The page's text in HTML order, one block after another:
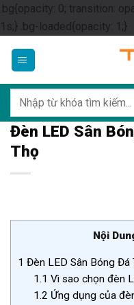
.bg{opacity: 0; transition:
1s;} .bg-loaded{opacity: 1;}
kiếm:
Đèn LED Sân
Thọ
Nội
1 Đèn LED Sân Bóng Đá
1.1 Vì sao chọn đèn
1.2 Ứng dụng của